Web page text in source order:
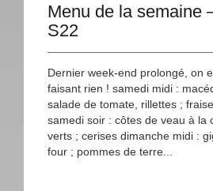
Menu de la semaine
S22
Dernier week-end prolongé, on
faisant rien ! samedi midi :
salade de tomate, rillettes ;
samedi soir : côtes de veau à la
verts ; cerises dimanche midi :
four ; pommes de terre...